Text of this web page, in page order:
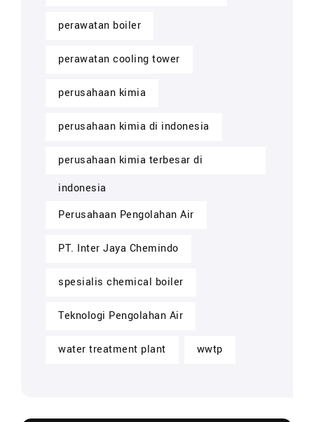
perawatan boiler
perawatan cooling tower
perusahaan kimia
perusahaan kimia di indonesia
perusahaan kimia terbesar di
indonesia
Perusahaan Pengolahan Air
PT. Inter Jaya Chemindo
spesialis chemical boiler
Teknologi Pengolahan Air
water treatment plant wwtp